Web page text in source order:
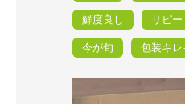
鮮度良し リピー
今が旬 包装キレ